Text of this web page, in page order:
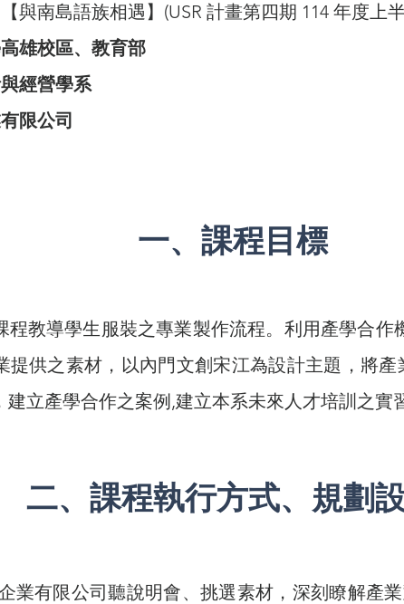
與南島語族相遇】(USR 計畫第四期 114 年度上
雄校區、教育部
經營學系
限公司
一、課程目標
程教導學生服裝之專業製作流程。利用產學合作
提供之素材，以內門文創宋江為設計主題，將
立產學合作之案例,建立本系未來人才培訓之實
二、課程執行方式、規劃
業有限公司聽說明會、挑選素材，深刻瞭解產